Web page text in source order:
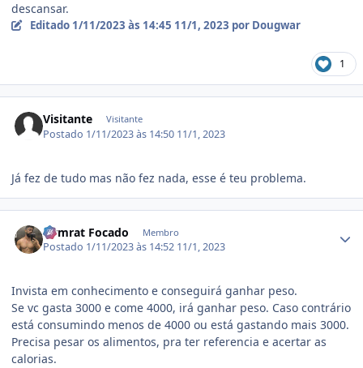
descansar.
Editado 1/11/2023 às 14:45 11/1, 2023 por Dougwar
1
Visitante Visitante
Postado 1/11/2023 às 14:50 11/1, 2023
Já fez de tudo mas não fez nada, esse é teu problema.
Gymrat Focado Membro
Postado 1/11/2023 às 14:52 11/1, 2023
Invista em conhecimento e conseguirá ganhar peso.
Se vc gasta 3000 e come 4000, irá ganhar peso. Caso contrário
está consumindo menos de 4000 ou está gastando mais 3000.
Precisa pesar os alimentos, pra ter referencia e acertar as
calorias.